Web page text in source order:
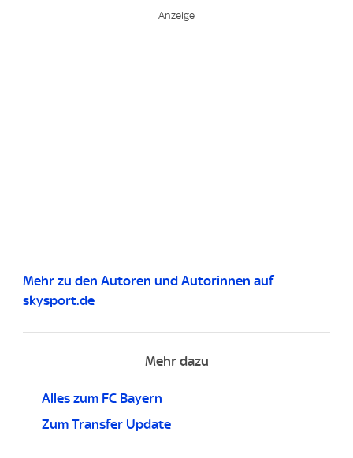
Mehr zu den Autoren und Autorinnen auf
skysport.de
Mehr dazu
Alles zum FC Bayern
Zum Transfer Update